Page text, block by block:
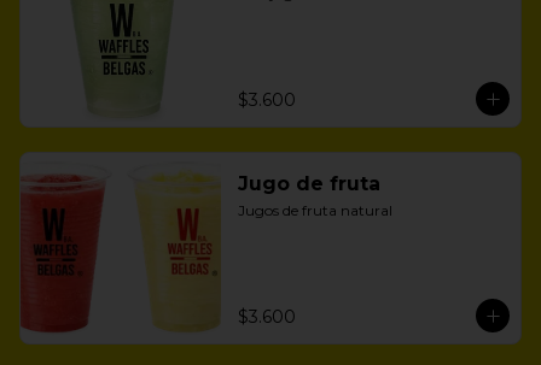
$3.600
Jugo de fruta
Jugos de fruta natural
$3.600